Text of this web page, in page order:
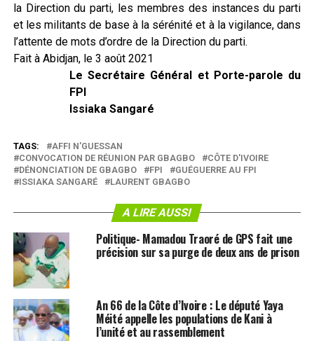
la Direction du parti, les membres des instances du parti
et les militants de base à la sérénité et à la vigilance, dans
l’attente de mots d’ordre de la Direction du parti.
Fait à Abidjan, le 3 août 2021
Le Secrétaire Général et Porte-parole du
FPI
Issiaka Sangaré
TAGS:
AFFI N'GUESSAN
CONVOCATION DE RÉUNION PAR GBAGBO
CÔTE D'IVOIRE
DÉNONCIATION DE GBAGBO
FPI
GUÉGUERRE AU FPI
ISSIAKA SANGARÉ
LAURENT GBAGBO
A LIRE AUSSI
Politique- Mamadou Traoré de GPS fait une
précision sur sa purge de deux ans de prison
An 66 de la Côte d’Ivoire : Le député Yaya
Méité appelle les populations de Kani à
l’unité et au rassemblement